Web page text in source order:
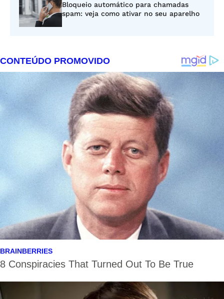
Bloqueio automático para chamadas
spam: veja como ativar no seu aparelho